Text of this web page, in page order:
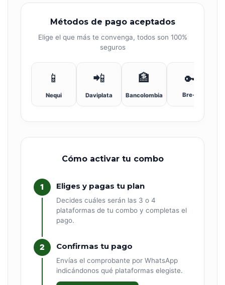
Métodos de pago aceptados
Elige el que más te convenga, todos son 100%
seguros
📱
Nequi
📲
Daviplata
🏦
Bancolombia
🔑
Bre-B
Cómo activar tu combo
1 Eliges y pagas tu plan
Decides cuáles serán las 3 o 4
plataformas de tu combo y completas el
pago.
2 Confirmas tu pago
Envías el comprobante por WhatsApp
indicándonos qué plataformas elegiste.